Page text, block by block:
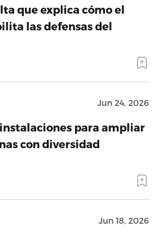
que explica cómo el
las defensas del
Jun 24, 2026
para ampliar
con diversidad
Jun 18, 2026